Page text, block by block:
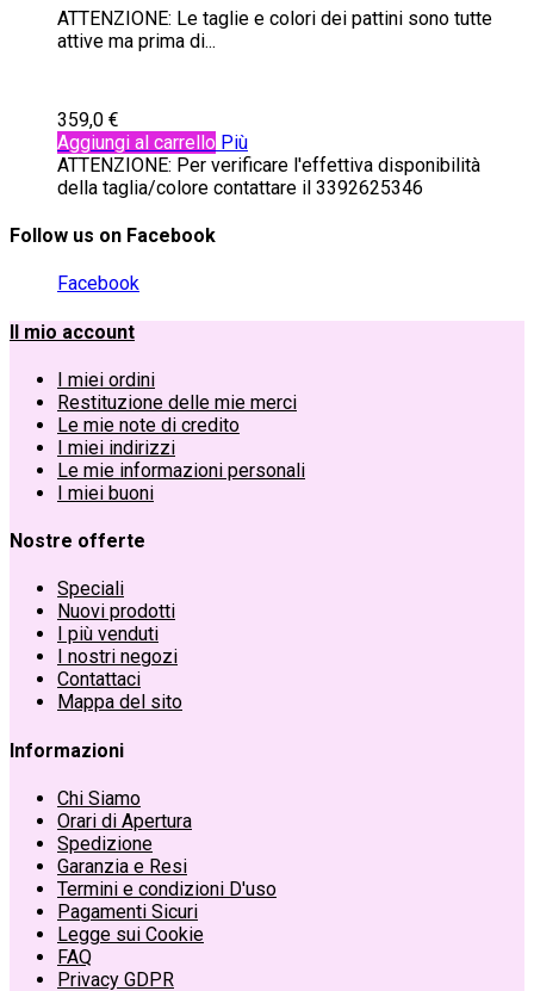
ATTENZIONE: Le taglie e colori dei pattini sono tutte
attive ma prima di...
359,0 €
Aggiungi al carrello Più
ATTENZIONE: Per verificare l'effettiva disponibilità
della taglia/colore contattare il 3392625346
Follow us on Facebook
Facebook
Il mio account
I miei ordini
Restituzione delle mie merci
Le mie note di credito
I miei indirizzi
Le mie informazioni personali
I miei buoni
Nostre offerte
Speciali
Nuovi prodotti
I più venduti
I nostri negozi
Contattaci
Mappa del sito
Informazioni
Chi Siamo
Orari di Apertura
Spedizione
Garanzia e Resi
Termini e condizioni D'uso
Pagamenti Sicuri
Legge sui Cookie
FAQ
Privacy GDPR